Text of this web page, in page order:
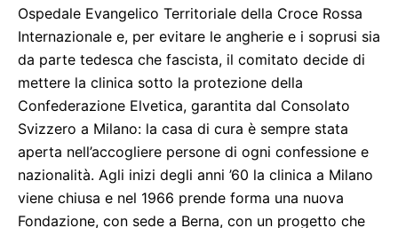
Ospedale Evangelico Territoriale della Croce Rossa
Internazionale e, per evitare le angherie e i soprusi sia
da parte tedesca che fascista, il comitato decide di
mettere la clinica sotto la protezione della
Confederazione Elvetica, garantita dal Consolato
Svizzero a Milano: la casa di cura è sempre stata
aperta nell’accogliere persone di ogni confessione e
nazionalità. Agli inizi degli anni ’60 la clinica a Milano
viene chiusa e nel 1966 prende forma una nuova
Fondazione, con sede a Berna, con un progetto che